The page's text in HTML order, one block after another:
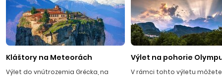
všetko, čo hľadáte. Pozdĺž zlatistých piesočnatých pláží sa
nachádzajú desiatky reštaurácií, vinární, diskoték, kde nočný
život končí v skorých ranných hodinách. Množstvo barov a
taverien láka svojimi typickými špecialitami a chladenými
miešanými nápojmi.
Kláštory na Meteorách
Výlet do vnútrozemia Grécka, na
Výlet na pohorie
V rámci tohto výletu